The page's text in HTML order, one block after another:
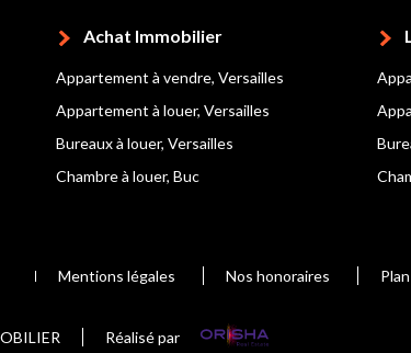
Achat Immobilier
Appartement à vendre, Versailles
Appartement à louer, Versailles
Bureaux à louer, Versailles
Chambre à louer, Buc
Mentions légales Nos honoraires
Réalisé par